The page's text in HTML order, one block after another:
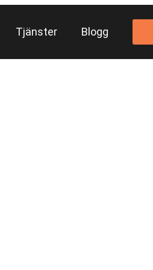
Tjänster Blogg